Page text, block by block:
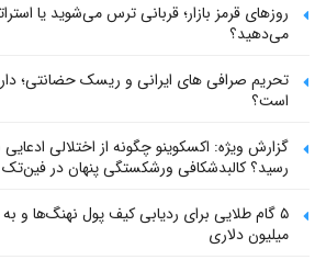
روزهای قرمز بازار؛ قربانی ترس می‌شوید یا
می‌دهید؟
تحریم صرافی های ایرانی و ریسک حضانتی؛
است؟
گزارش ویژه: اکسکوینو چگونه از اختلالی
رسید؟ کالبدشکافی ورشکستگی پنهان در فین‌تک
۵ گام طلایی برای ردیابی کیف پول‌ نهنگ‌ها و
میلیون دلاری